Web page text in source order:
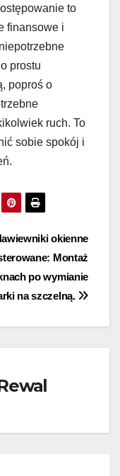
to
finansowe i
prostu
poproś o
ruch. To
sobie spokój i
okienne
Montaż
po wymianie
na szczelną.